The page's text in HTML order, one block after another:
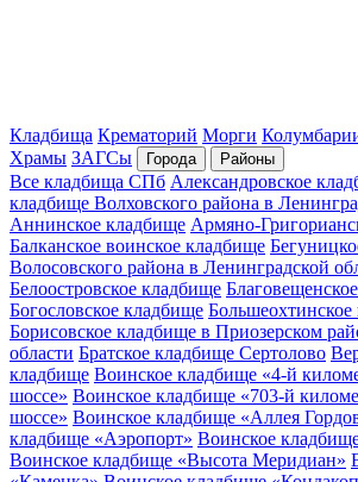
Кладбища Крематорий Морги
Храмы ЗАГСы Города Районы
Все кладбища СПб Александровское
кладбище Волховского района в
Аннинское кладбище Армяно-
Балканское воинское кладбище
Волосовского района в Ленинградской
Белоостровское кладбище
Богословское кладбище
Борисовское кладбище в Приозерском
области Братское кладбище Сертолово
кладбище Воинское кладбище «4-й
шоссе» Воинское кладбище «703-й
шоссе» Воинское кладбище «Аллея
кладбище «Аэропорт» Воинское
Воинское кладбище «Высота Меридиан»